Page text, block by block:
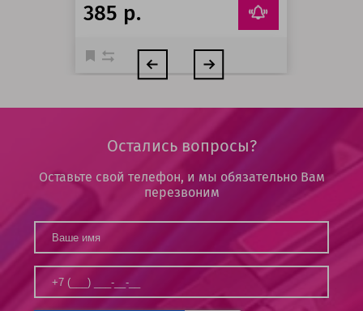
385 р.
Остались вопросы?
Оставьте свой телефон, и мы обязательно Вам
перезвоним